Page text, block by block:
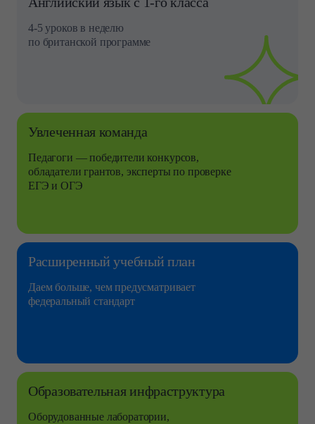
4-5 уроков в неделю
по британской программе
Расширенныйучебныйплан
Даем больше, чемпредусматривает
федеральный стандарт
Увлеченная команда
Педагоги — победители конкурсов,
обладателигрантов, экспертыпо проверке
ЕГЭ и ОГЭ
Образовательная инфраструктура
Оборудованные лаборатории,